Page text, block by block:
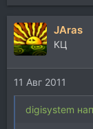
JAras
КЦ
11 Авг 2011
digisystem